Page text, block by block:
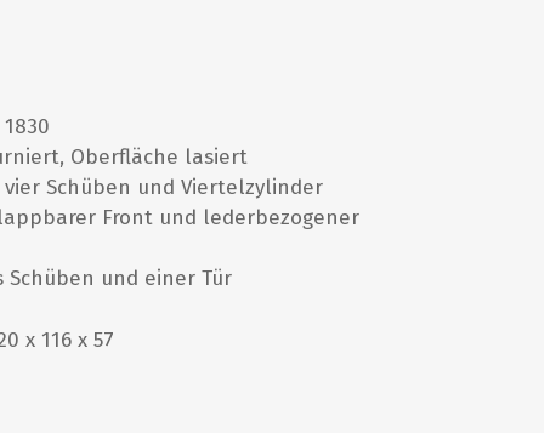
Oberfläche lasiert
Schüben und Viertelzylinder
Front und lederbezogener
und einer Tür
x 116 x 57